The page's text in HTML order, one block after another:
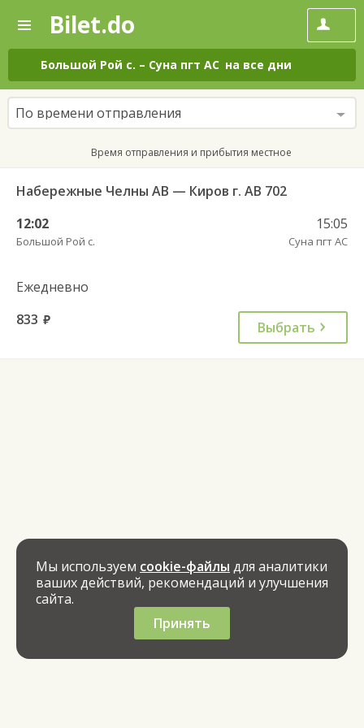
—
Поиск
и
покупка
билетов
на
автобус
онлайн
Bilet.do
Большой Рой с. – Суна пгт АС на все дни
По времени отправления
Время отправления и прибытия местное
Набережные Челны АВ — Киров г. АВ 702
12:02
Большой Рой с.
15:05
Суна пгт АС
Ежедневно
833 руб. Выбрать
Мы используем cookie-файлы для аналитики
ваших действий, рекомендаций и улучшения
сайта.
Принять